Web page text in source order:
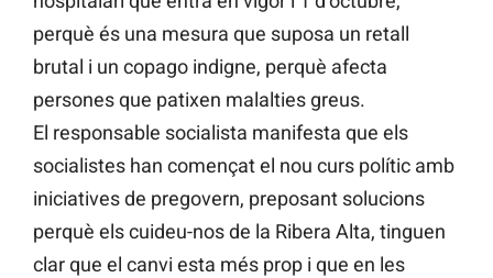
perquè és una mesura que suposa un retall
brutal i un copago indigne, perquè afecta
persones que patixen malalties greus.
El responsable socialista manifesta que els
socialistes han començat el nou curs polític amb
iniciatives de pregovern, preposant solucions
perquè els cuideu-nos de la Ribera Alta, tinguen
clar que el canvi esta més prop i que en les